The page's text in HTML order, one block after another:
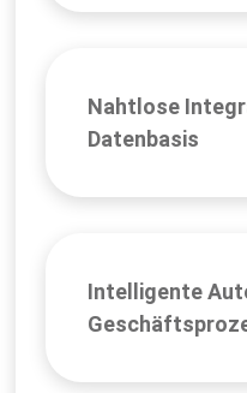
Nahtlose
Datenbasis
Intelligente